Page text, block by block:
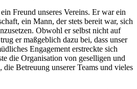
Freund unseres Vereins. Er war ein
ein Mann, der stets bereit war, sich
Obwohl er selbst nicht auf
er maßgeblich dazu bei, dass unser
Engagement erstreckte sich
die Organisation von geselligen und
Betreuung unserer Teams und vieles